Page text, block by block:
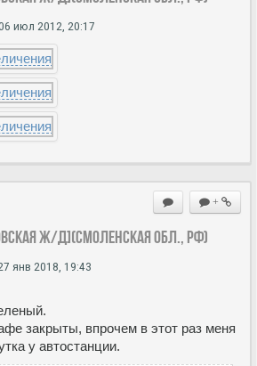
июл 2012, 20:17
+
ж/д](Смоленская обл., РФ)
янв 2018, 19:43
закрыты, впрочем в этот раз меня
у автостанции.